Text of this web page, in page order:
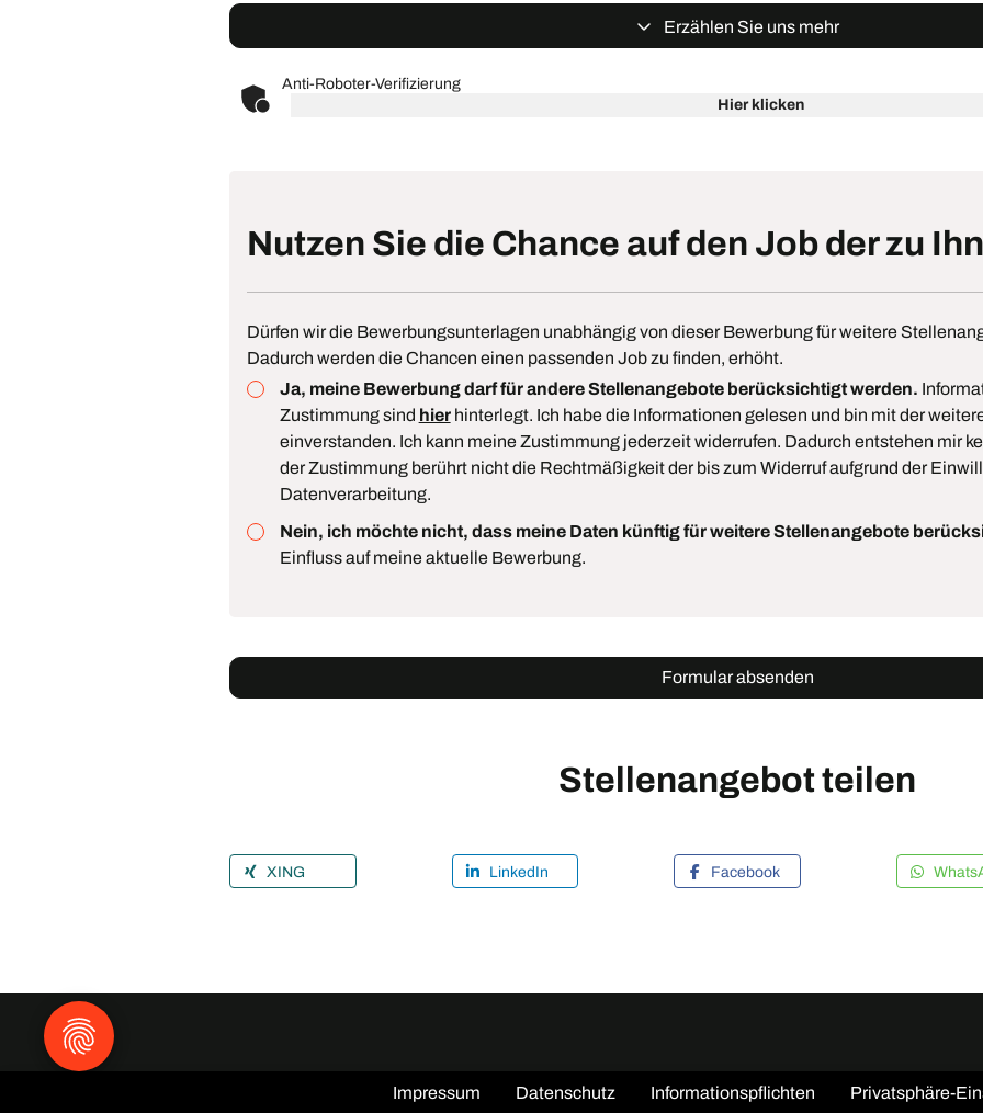
Erzählen Sie uns mehr
Anti-Roboter-Verifizierung
Hier klicken
Nutzen Sie die Chance auf den Job der zu
Dürfen wir die Bewerbungsunterlagen unabhängig von dieser Bewerbung für weitere
Dadurch werden die Chancen einen passenden Job zu finden, erhöht.
Ja, meine Bewerbung darf für andere Stellenangebote berücksichtigt werden.
Zustimmung sind hierhinterlegt. Ich habe die Informationen gelesen und bin mit der
einverstanden. Ich kann meine Zustimmung jederzeit widerrufen. Dadurch entstehen mir
der Zustimmung berührt nicht die Rechtmäßigkeit der bis zum Widerruf aufgrund der
Datenverarbeitung.
Nein, ich möchte nicht, dass meine Daten künftig für weitere Stellenangebote
Einfluss auf meine aktuelle Bewerbung.
Formular absenden
Stellenangebot teilen
XING LinkedIn Facebook
Impressum Datenschutz Informationspflichten Privatsphäre-